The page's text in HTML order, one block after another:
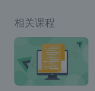
相关课程